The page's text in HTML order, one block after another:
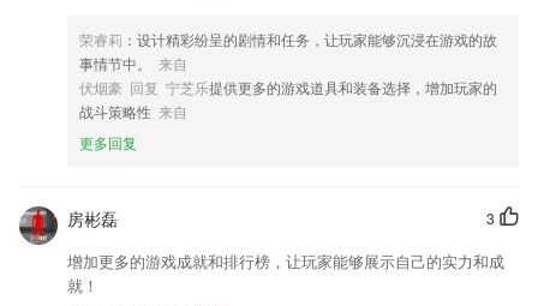
荣睿莉 ：设计精彩纷呈的剧情和任务，让玩家能够沉浸在游戏的故
事情节中。
来自
伏烟豪 回复 宁芝乐提供更多的游戏道具和装备选择，增加玩家的
战斗策略性 来自
更多回复
3
房彬磊
增加更多的游戏成就和排行榜，让玩家能够展示自己的实力和成
就！